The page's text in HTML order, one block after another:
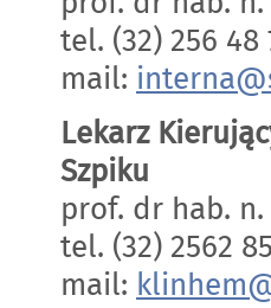
tel. (32) 256 48
mail:
Lekarz
Szpiku
prof. dr hab.
tel. (32) 2562
mail: